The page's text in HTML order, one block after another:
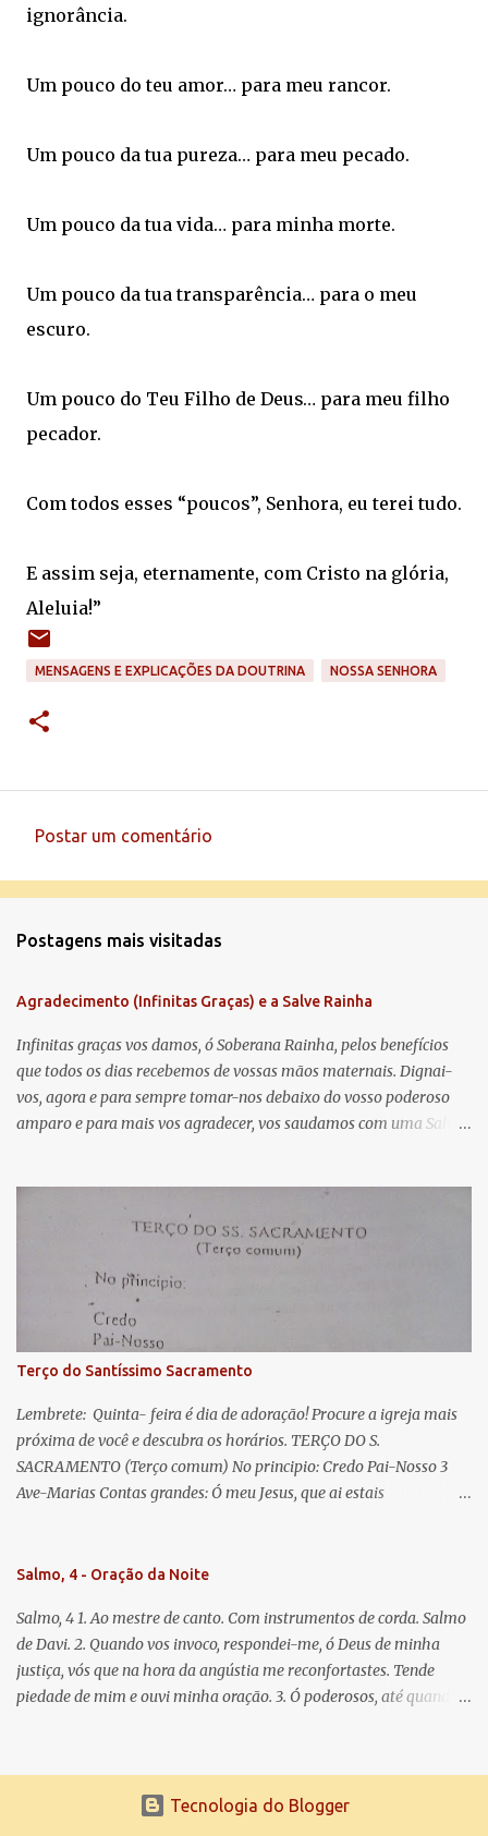
ignorância.
Um pouco do teu amor… para meu rancor.
Um pouco da tua pureza… para meu pecado.
Um pouco da tua vida… para minha morte.
Um pouco da tua transparência… para o meu
escuro.
Um pouco do Teu Filho de Deus… para meu filho
pecador.
Com todos esses “poucos”, Senhora, eu terei tudo.
E assim seja, eternamente, com Cristo na glória,
Aleluia!”
MENSAGENS E EXPLICAÇÕES DA DOUTRINA NOSSA SENHORA
e
t
á
r
i
o
Postar um comentário
Postagens mais visitadas
Agradecimento (Infinitas Graças) e a Salve Rainha
Infinitas graças vos damos, ó Soberana Rainha, pelos benefícios
que todos os dias recebemos de vossas mãos maternais. Dignai-
vos, agora e para sempre tomar-nos debaixo do vosso poderoso
amparo e para mais vos agradecer, vos saudamos com uma Salve
lágrimas. Eia, pois, Advogada nossa, estes vossos olhos
misericordiosos a nós volvei, e depois deste desterro, mostrai-nos
Jesus. Bendito é o fruto do vosso ventre, ó clemente, ó piedosa, ó
doce e sempre Virgem Maria. Rogai por nós Santa Mãe de Deus.
Para que sejamos dignos das promessas de Cristo. Amém.
Terço do Santíssimo Sacramento
Lembrete: Quinta- feira é dia de adoração! Procure a igreja mais
próxima de você e descubra os horários. TERÇO DO S.
SACRAMENTO (Terço comum) No principio: Credo Pai-Nosso 3
Ave-Marias Contas grandes: Ó meu Jesus, que ai estais
Vós morra eu! Nas contas pequenas: Sacramento de Amor!
que nos salva, dá-nos Vossa força, Vosso perdão e a Vossa
misericórdia. (no fim) Rezar 3 vezes: Louvores e graças se deem a
cada momento ao Santíssimo e Diviníssimo Sacramento.
Salmo, 4 - Oração da Noite
Salmo, 4 1. Ao mestre de canto. Com instrumentos de corda. Salmo
de Davi. 2. Quando vos invoco, respondei-me, ó Deus de minha
justiça, vós que na hora da angústia me reconfortastes. Tende
piedade de mim e ouvi minha oração. 3. Ó poderosos, até quando
o Senhor me ouviu quando o invoquei. 5. Tremei, mas sem pecar;
refleti em vossos corações, quando estiverdes em vossos leitos, e
Tecnologia do Blogger